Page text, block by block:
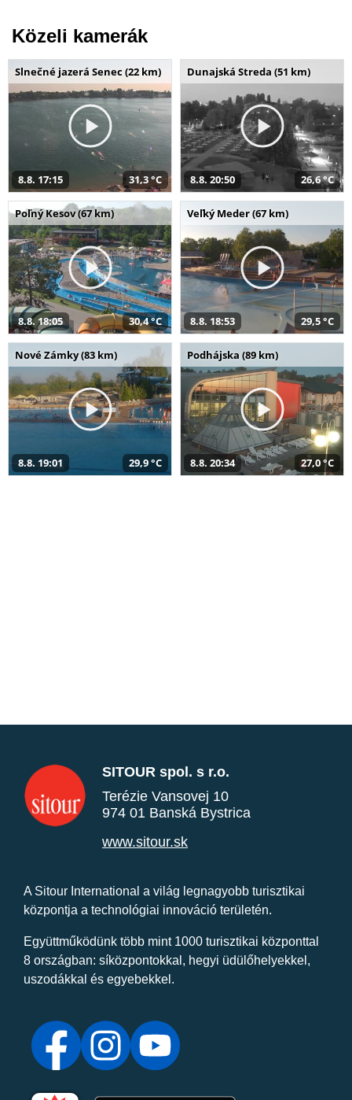
Közeli kamerák
Slnečné jazerá Senec (22 km)
8.8. 17:15 31,3 °C
Dunajská Streda (51 km)
8.8. 20:50 26,6 °C
Poľný Kesov (67 km)
8.8. 18:05 30,4 °C
Veľký Meder (67 km)
8.8. 18:53 29,5 °C
Nové Zámky (83 km)
8.8. 19:01 29,9 °C
Podhájska (89 km)
8.8. 20:34 27,0 °C
SITOUR spol. s r.o.
Terézie Vansovej 10
974 01 Banská Bystrica
www.sitour.sk
A Sitour International a világ legnagyobb turisztikai
központja a technológiai innováció területén.
Együttműködünk több mint 1000 turisztikai központtal
8 országban: síközpontokkal, hegyi üdülőhelyekkel,
uszodákkal és egyebekkel.